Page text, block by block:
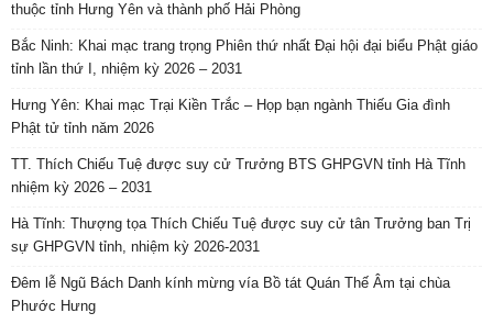
thuộc tỉnh Hưng Yên và thành phố Hải Phòng
Bắc Ninh: Khai mạc trang trọng Phiên thứ nhất Đại hội đại biểu Phật giáo
tỉnh lần thứ I, nhiệm kỳ 2026 – 2031
Hưng Yên: Khai mạc Trại Kiền Trắc – Họp bạn ngành Thiếu Gia đình
Phật tử tỉnh năm 2026
TT. Thích Chiếu Tuệ được suy cử Trưởng BTS GHPGVN tỉnh Hà Tĩnh
nhiệm kỳ 2026 – 2031
Hà Tĩnh: Thượng tọa Thích Chiếu Tuệ được suy cử tân Trưởng ban Trị
sự GHPGVN tỉnh, nhiệm kỳ 2026-2031
Đêm lễ Ngũ Bách Danh kính mừng vía Bồ tát Quán Thế Âm tại chùa
Phước Hưng